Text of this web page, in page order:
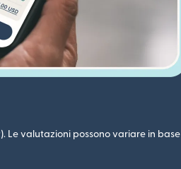
Le valutazioni possono variare in base